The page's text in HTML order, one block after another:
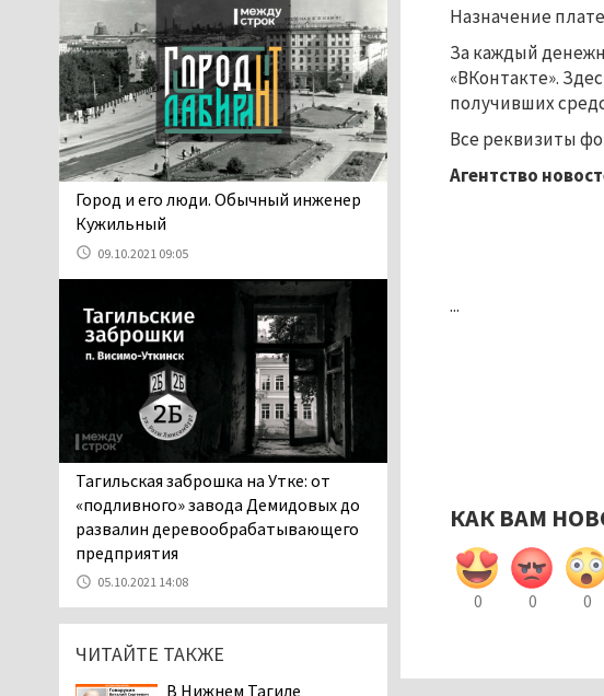
Назначение
За каждый
«ВКонтакте».
получивших
Все реквизиты
Агентство
...
КАК ВАМ
0 0 0
назвавшего незамужних
женщин неполноценными людьми, а
неженатых мужчин — инвалидами,
проверит прокуратура (ВИДЕО)
05.08.2026 14:40
На водоёмах
Свердловской области с
начала купального сезона
погиб 21 человек
станет мировой
столицей
короткометражного кино
05.08.2026 13:20
Мэрия раскрыла имя
главной звезды Дня
города в Нижнем Тагиле
В Нижнем Тагиле
разыскивают 45-летнего
Виталия Говорухина
Во втором квартале
текущего года
мошенники украли у
​​​​​​​Город и его люди. Обычный инженер
Кужильный
09.10.2021 09:05
Тагильская заброшка на Утке: от
«подливного» завода Демидовых до
развалин деревообрабатывающего
предприятия
05.10.2021 14:08
ЧИТАЙТЕ ТАКЖЕ
В Нижнем Тагиле